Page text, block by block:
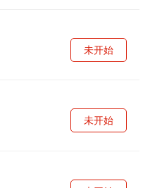
未开始
未开始